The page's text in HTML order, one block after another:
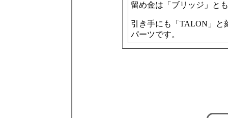
留め金は「ブリッジ」と
引き手にも「TALON」と
パーツです。